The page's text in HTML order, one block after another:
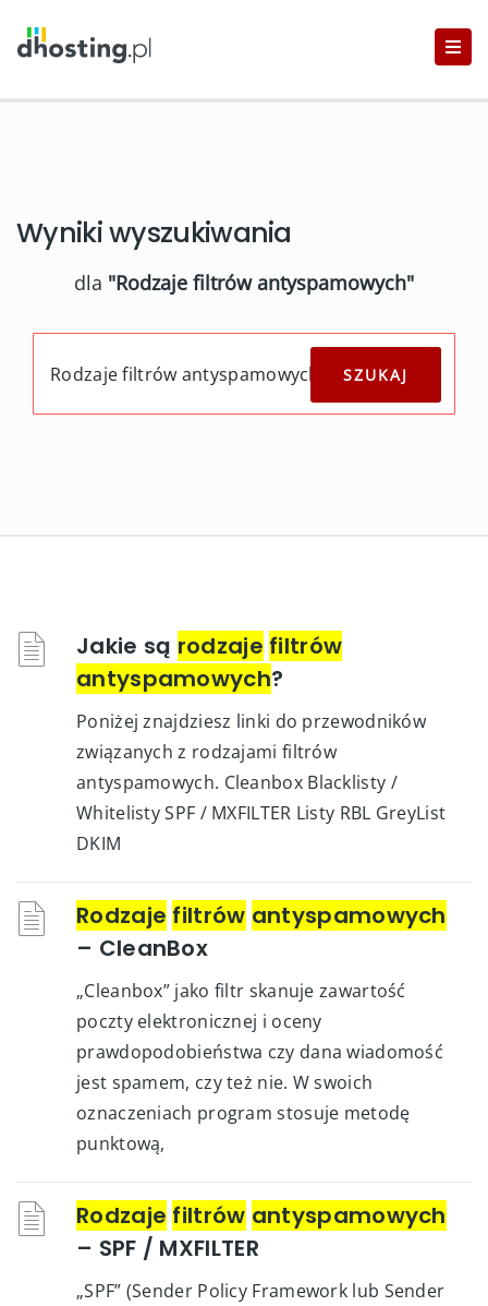
Wyniki wyszukiwania
dla "Rodzaje filtrów antyspamowych"
Jakie są rodzaje filtrów
antyspamowych?
Poniżej znajdziesz linki do przewodników
związanych z rodzajami filtrów
antyspamowych. Cleanbox Blacklisty /
Whitelisty SPF / MXFILTER Listy RBL GreyList
DKIM
Rodzaje filtrów antyspamowych
– CleanBox
„Cleanbox” jako filtr skanuje zawartość
poczty elektronicznej i oceny
prawdopodobieństwa czy dana wiadomość
jest spamem, czy też nie. W swoich
oznaczeniach program stosuje metodę
punktową,
Rodzaje filtrów antyspamowych
– SPF / MXFILTER
„SPF” (Sender Policy Framework lub Sender